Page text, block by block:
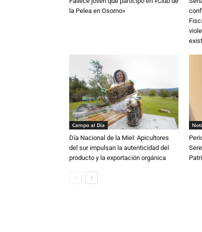
la Pelea en Osorno»
Campo al Día
Día Nacional de la Miel: Apicultores
del sur impulsan la autenticidad del
producto y la exportación orgánica